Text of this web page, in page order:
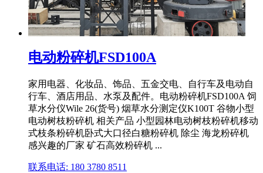
电动粉碎机FSD100A
家用电器、化妆品、饰品、五金交电、自行车及电动自
行车、酒店用品、水泵及配件。电动粉碎机FSD100A 饲
草水分仪Wile 26(货号) 烟草水分测定仪K100T 谷物小型
电动树枝粉碎机 相关产品 小型园林电动树枝粉碎机移动
式枝条粉碎机卧式大口径白糖粉碎机 除尘 海龙粉碎机
感兴趣的厂家 矿石高效粉碎机 ...
联系电话: 180 3780 8511